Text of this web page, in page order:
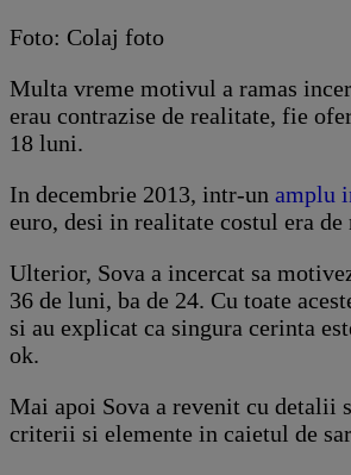
Foto: Colaj foto
Multa vreme motivul a ramas
erau contrazise de realitate, fie
18 luni.
In decembrie 2013, intr-un amplu
euro, desi in realitate costul era
Ulterior, Sova a incercat sa
36 de luni, ba de 24. Cu toate
si au explicat ca singura cerinta
ok.
Mai apoi Sova a revenit cu detalii
criterii si elemente in caietul de